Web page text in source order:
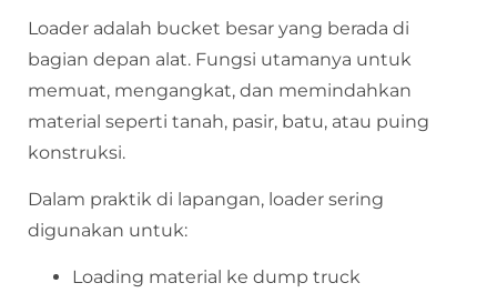
Loader adalah bucket besar yang berada di
bagian depan alat. Fungsi utamanya untuk
memuat, mengangkat, dan memindahkan
material seperti tanah, pasir, batu, atau puing
konstruksi.
Dalam praktik di lapangan, loader sering
digunakan untuk:
Loading material ke dump truck